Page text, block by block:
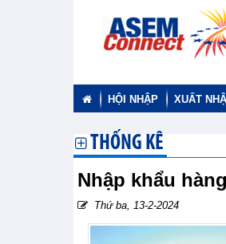
HỘI NHẬP XUẤT
THỐNG KÊ
Nhập khẩu
Thứ ba, 13-2-2024